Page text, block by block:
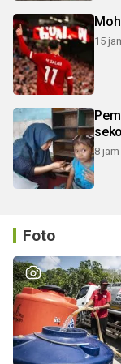
15
8
Foto